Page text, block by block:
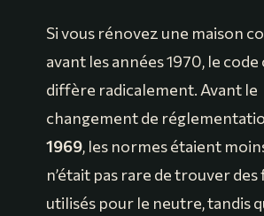
Si vous rénovez une maison
avant les années 1970, le
diffère radicalement. Avant le
changement de
1969, les normes étaient
n’était pas rare de trouver des
utilisés pour le neutre, tandis